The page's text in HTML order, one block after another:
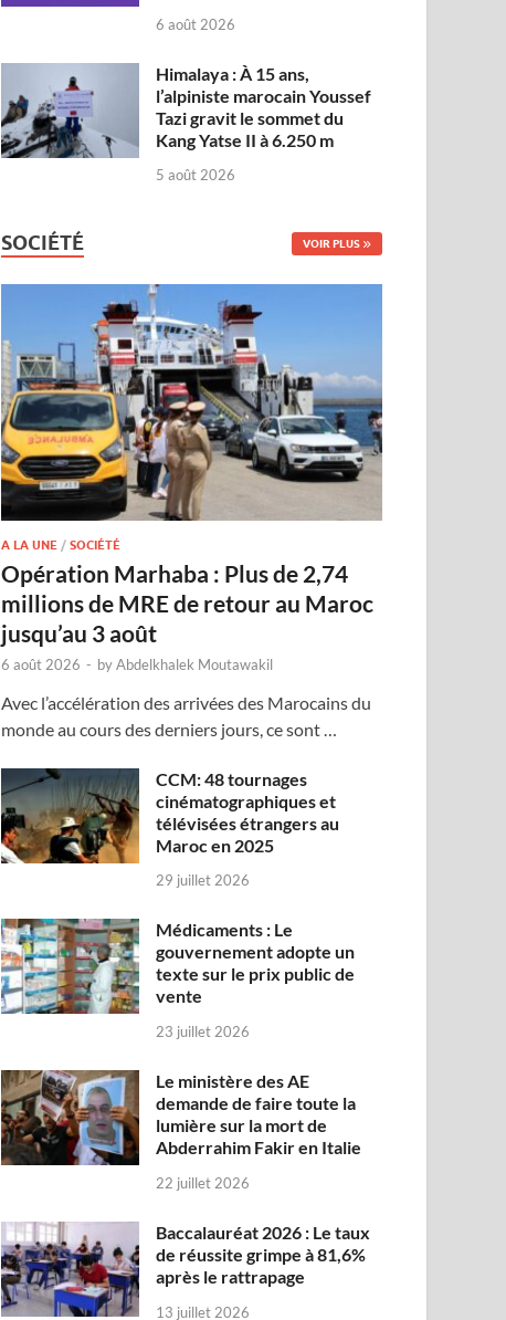
6 août 2026
Himalaya : À 15 ans,
l’alpiniste marocain Youssef
Tazi gravit le sommet du
Kang Yatse II à 6.250 m
5 août 2026
SOCIÉTÉ VOIR PLUS
A LA UNE /SOCIÉTÉ
Opération Marhaba : Plus de 2,74
millions de MRE de retour au Maroc
jusqu’au 3 août
6 août 2026 - byAbdelkhalek Moutawakil
Avec l’accélération des arrivées des Marocains du
monde au cours des derniers jours, ce sont …
CCM: 48 tournages
cinématographiques et
télévisées étrangers au
Maroc en 2025
29 juillet 2026
Médicaments : Le
gouvernement adopte un
texte sur le prix public de
vente
23 juillet 2026
Le ministère des AE
demande de faire toute la
lumière sur la mort de
Abderrahim Fakir en Italie
22 juillet 2026
Baccalauréat 2026 : Le taux
de réussite grimpe à 81,6%
après le rattrapage
13 juillet 2026